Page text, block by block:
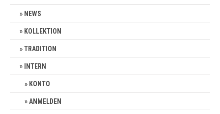
NEWS
KOLLEKTION
TRADITION
INTERN
KONTO
ANMELDEN